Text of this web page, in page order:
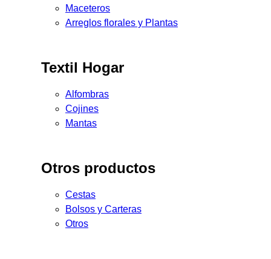
Maceteros
Arreglos florales y Plantas
Textil Hogar
Alfombras
Cojines
Mantas
Otros productos
Cestas
Bolsos y Carteras
Otros